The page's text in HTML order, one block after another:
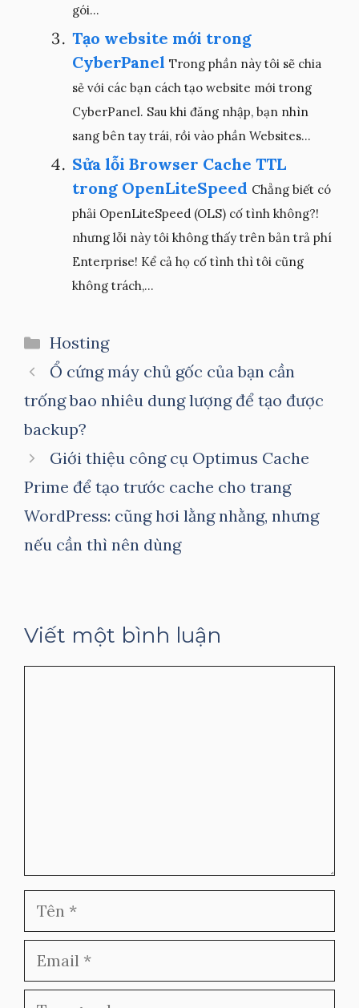
gói...
Tạo website mới trong
CyberPanel Trong phần này tôi sẽ chia
sẻ với các bạn cách tạo website mới trong
CyberPanel. Sau khi đăng nhập, bạn nhìn
sang bên tay trái, rồi vào phần Websites...
Sửa lỗi Browser Cache TTL
trong OpenLiteSpeed Chẳng biết có
phải OpenLiteSpeed (OLS) cố tình không?!
nhưng lỗi này tôi không thấy trên bản trả phí
Enterprise! Kể cả họ cố tình thì tôi cũng
không trách,...
Danh
mục
Hosting
Ổ cứng máy chủ gốc của bạn cần
trống bao nhiêu dung lượng để tạo được
backup?
Giới thiệu công cụ Optimus Cache
Prime để tạo trước cache cho trang
WordPress: cũng hơi lằng nhằng, nhưng
nếu cần thì nên dùng
Viết một bình luận
Tên
Email
Trang